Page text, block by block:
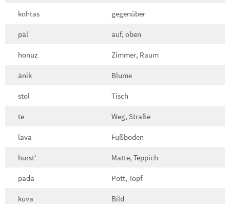
kohtas gegenüber
päl auf, oben
honuz Zimmer, Raum
änik Blume
stol Tisch
te Weg, Straße
lava Fußboden
hurst‘ Matte, Teppich
pada Pott, Topf
kuva Bild